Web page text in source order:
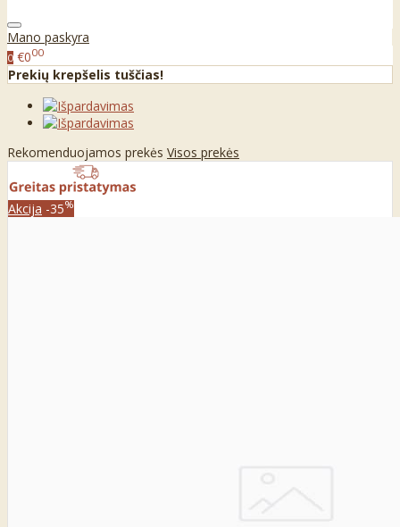
Mano paskyra
0 €000
Prekių krepšelis tuščias!
Rekomenduojamos prekės Visos prekės
Akcija -35%